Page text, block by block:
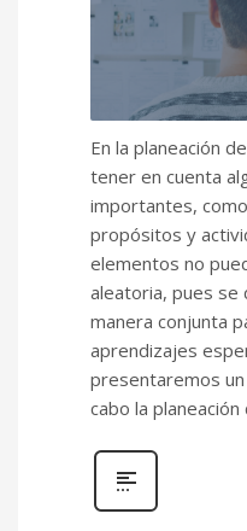
En la planeación
tener en cuenta
importantes,
propósitos y
elementos no
aleatoria, pues se
manera conjunta
aprendizajes
presentaremos
cabo la planeación